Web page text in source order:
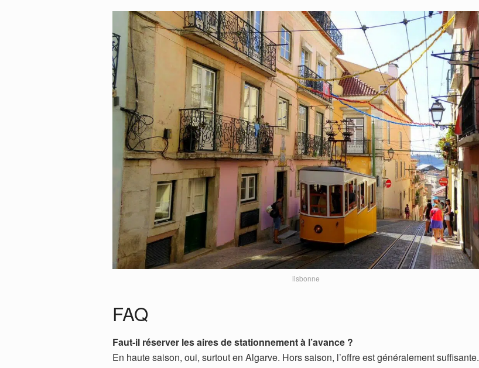
lisbonne
FAQ
Faut-il réserver les aires de stationnement à l’avance ?
En haute saison, oui, surtout en Algarve. Hors saison, l’offre est généralement suffisante.